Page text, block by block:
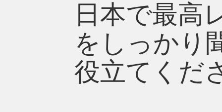
日本で最高
をしっかり
役立てくだ